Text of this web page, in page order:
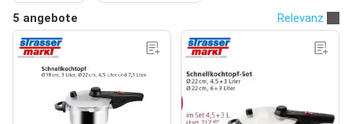
5 angebote
Relevanz